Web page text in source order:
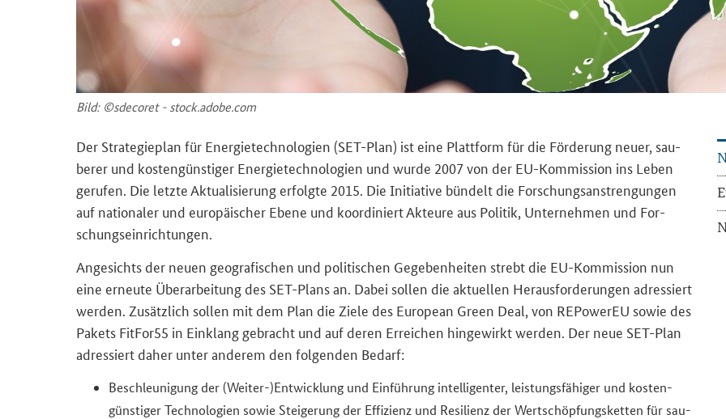
Bild: ©sde­co­ret - stock.adobe.com
Der Stra­te­gie­plan für En­er­gie­tech­no­lo­gien (SET-​Plan) ist eine Platt­form für die För­de­rung neuer, sau­
be­rer und kos­ten­güns­ti­ger En­er­gie­tech­no­lo­gien und wurde 2007 von der EU-​Kommission ins Leben
ge­ru­fen. Die letz­te Ak­tua­li­sie­rung er­folg­te 2015. Die In­itia­ti­ve bün­delt die For­schungs­an­stren­gun­gen
auf na­tio­na­ler und eu­ro­päi­scher Ebene und ko­or­di­niert Ak­teu­re aus Po­li­tik, Un­ter­neh­men und For­
schungs­ein­rich­tun­gen.
An­ge­sichts der neuen geo­gra­fi­schen und po­li­ti­schen Ge­ge­ben­hei­ten strebt die EU-​Kommission nun
eine er­neu­te Über­ar­bei­tung des SET-​Plans an. Dabei sol­len die ak­tu­el­len Her­aus­for­de­run­gen adres­siert
wer­den. Zu­sätz­lich sol­len mit dem Plan die Ziele des European Green Deal, von REPowerEU sowie des
Pa­kets FitFor55 in Ein­klang ge­bracht und auf deren Er­rei­chen hin­ge­wirkt wer­den. Der neue SET-​Plan
adres­siert daher unter an­de­rem den fol­gen­den Be­darf:
Be­schleu­ni­gung der (Weiter-​)Ent­wick­lung und Ein­füh­rung in­tel­li­gen­ter, leis­tungs­fä­hi­ger und kos­ten­
güns­ti­ger Tech­no­lo­gien sowie Stei­ge­rung der Ef­fi­zi­enz und Re­si­li­enz der Wert­schöp­fungs­ket­ten für sau­